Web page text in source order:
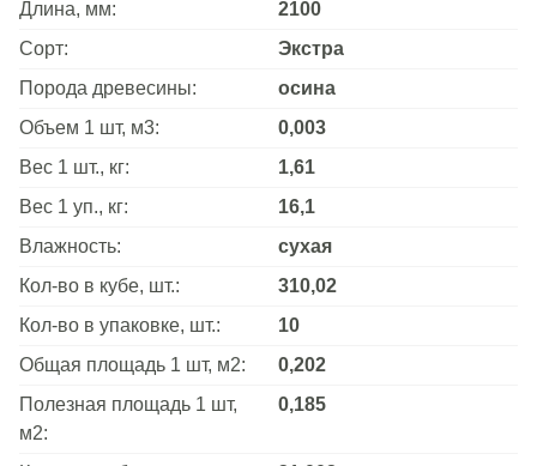
Длина, мм:
2100
Сорт:
Экстра
Порода древесины:
осина
Объем 1 шт, м3:
0,003
Вес 1 шт., кг:
1,61
Вес 1 уп., кг:
16,1
Влажность:
сухая
Кол-во в кубе, шт.:
310,02
Кол-во в упаковке, шт.:
10
Общая площадь 1 шт, м2:
0,202
Полезная площадь 1 шт,
м2:
0,185